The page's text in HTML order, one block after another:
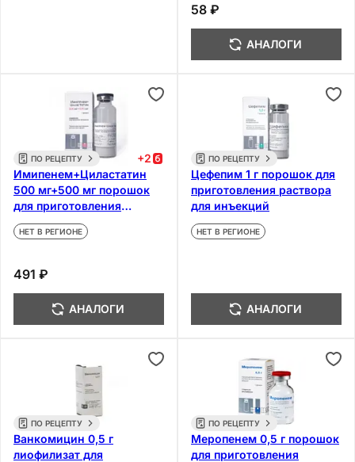
58 ₽
АНАЛОГИ
ПО РЕЦЕПТУ +2
Имипенем+Циластатин
500 мг+500 мг порошок
для приготовления
раствора для инфузий
НЕТ В РЕГИОНЕ
491 ₽
АНАЛОГИ
ПО РЕЦЕПТУ
Цефепим 1 г порошок для
приготовления раствора
для инъекций
НЕТ В РЕГИОНЕ
АНАЛОГИ
ПО РЕЦЕПТУ
Ванкомицин 0,5 г
лиофилизат для
ПО РЕЦЕПТУ
Меропенем 0,5 г порошок
для приготовления